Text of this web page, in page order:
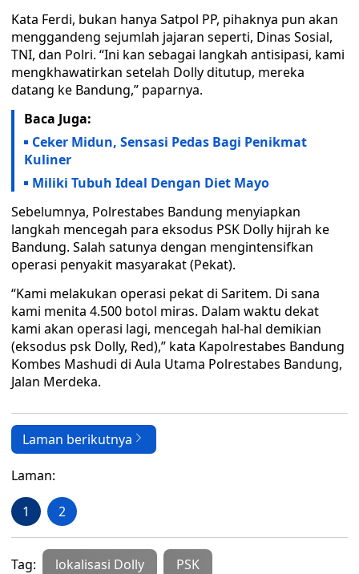
Kata Ferdi, bukan hanya Satpol PP, pihaknya pun akan
menggandeng sejumlah jajaran seperti, Dinas Sosial,
TNI, dan Polri. “Ini kan sebagai langkah antisipasi, kami
mengkhawatirkan setelah Dolly ditutup, mereka
datang ke Bandung,” paparnya.
Baca Juga:
Ceker Midun, Sensasi Pedas Bagi Penikmat
Kuliner
Miliki Tubuh Ideal Dengan Diet Mayo
Sebelumnya, Polrestabes Bandung menyiapkan
langkah mencegah para eksodus PSK Dolly hijrah ke
Bandung. Salah satunya dengan mengintensifkan
operasi penyakit masyarakat (Pekat).
“Kami melakukan operasi pekat di Saritem. Di sana
kami menita 4.500 botol miras. Dalam waktu dekat
kami akan operasi lagi, mencegah hal-hal demikian
(eksodus psk Dolly, Red),” kata Kapolrestabes Bandung
Kombes Mashudi di Aula Utama Polrestabes Bandung,
Jalan Merdeka.
Laman berikutnya
Laman:
1 2
Tag: lokalisasi Dolly PSK